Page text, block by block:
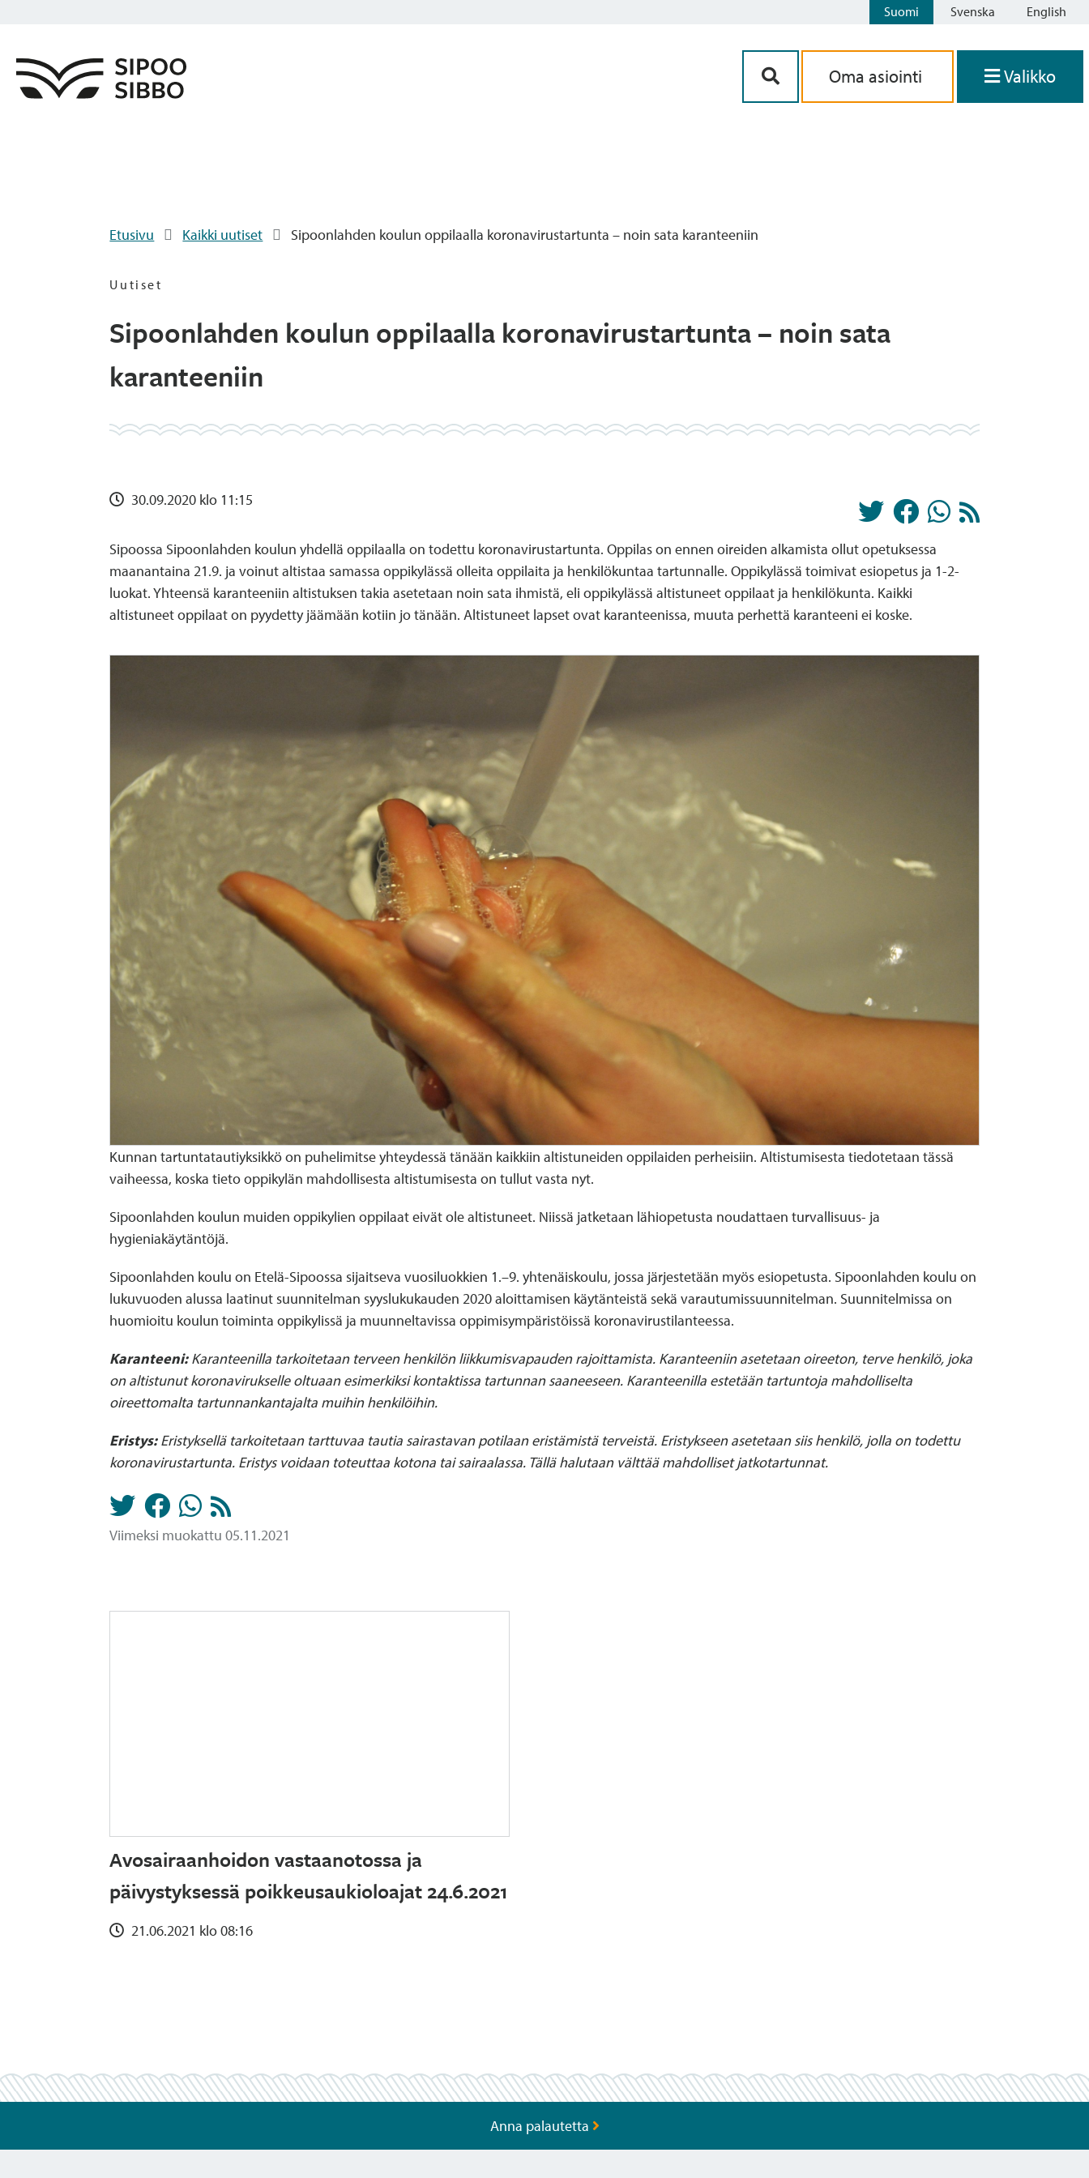
Suomi Svenska English
Oma asiointi Valikko
Etusivu Kaikki uutiset Sipoonlahden koulun oppilaalla koronavirustartunta – noin sata karanteeniin
Uutiset
Sipoonlahden koulun oppilaalla koronavirustartunta – noin sata
karanteeniin
30.09.2020 klo 11:15
Sipoossa Sipoonlahden koulun yhdellä oppilaalla on todettu koronavirustartunta. Oppilas on ennen oireiden alkamista ollut opetuksessa
maanantaina 21.9. ja voinut altistaa samassa oppikylässä olleita oppilaita ja henkilökuntaa tartunnalle. Oppikylässä toimivat esiopetus ja 1-2-
luokat. Yhteensä karanteeniin altistuksen takia asetetaan noin sata ihmistä, eli oppikylässä altistuneet oppilaat ja henkilökunta. Kaikki
altistuneet oppilaat on pyydetty jäämään kotiin jo tänään. Altistuneet lapset ovat karanteenissa, muuta perhettä karanteeni ei koske.
Kunnan tartuntatautiyksikkö on puhelimitse yhteydessä tänään kaikkiin altistuneiden oppilaiden perheisiin. Altistumisesta tiedotetaan tässä
vaiheessa, koska tieto oppikylän mahdollisesta altistumisesta on tullut vasta nyt.
Sipoonlahden koulun muiden oppikylien oppilaat eivät ole altistuneet. Niissä jatketaan lähiopetusta noudattaen turvallisuus- ja
hygieniakäytäntöjä.
Sipoonlahden koulu on Etelä-Sipoossa sijaitseva vuosiluokkien 1.–9. yhtenäiskoulu, jossa järjestetään myös esiopetusta. Sipoonlahden koulu on
lukuvuoden alussa laatinut suunnitelman syyslukukauden 2020 aloittamisen käytänteistä sekä varautumissuunnitelman. Suunnitelmissa on
huomioitu koulun toiminta oppikylissä ja muunneltavissa oppimisympäristöissä koronavirustilanteessa.
Karanteeni:Karanteenilla tarkoitetaan terveen henkilön liikkumisvapauden rajoittamista. Karanteeniin asetetaan oireeton, terve henkilö, joka
on altistunut koronavirukselle oltuaan esimerkiksi kontaktissa tartunnan saaneeseen. Karanteenilla estetään tartuntoja mahdolliselta
oireettomalta tartunnankantajalta muihin henkilöihin.
Eristys:Eristyksellä tarkoitetaan tarttuvaa tautia sairastavan potilaan eristämistä terveistä. Eristykseen asetetaan siis henkilö, jolla on todettu
koronavirustartunta. Eristys voidaan toteuttaa kotona tai sairaalassa. Tällä halutaan välttää mahdolliset jatkotartunnat.
Viimeksi muokattu 05.11.2021
Avosairaanhoidon vastaanotossa ja
päivystyksessä poikkeusaukioloajat 24.6.2021
21.06.2021 klo 08:16
Anna palautetta